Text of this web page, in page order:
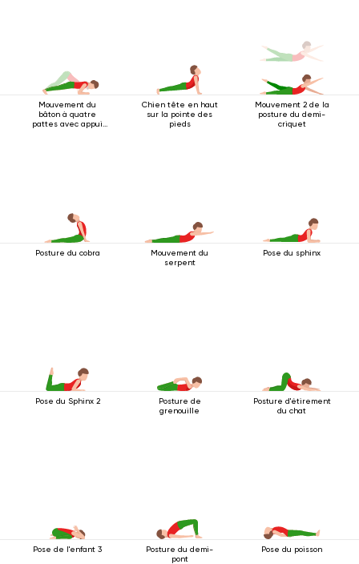
Mouvement du
bâton à quatre
pattes avec appui
Chien tête en haut
sur la pointe des
pieds
Mouvement 2 de la
posture du demi-
criquet
Posture du cobra
Mouvement du
serpent
Pose du sphinx
Pose du Sphinx 2
Posture de
grenouille
Posture d'étirement
du chat
Pose de l'enfant 3
Posture du demi-
pont
Pose du poisson